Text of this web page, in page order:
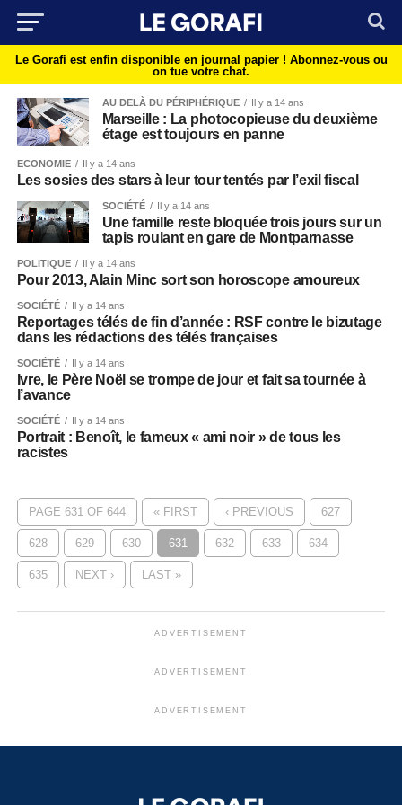
Le Gorafi est enfin disponible en journal papier ! Abonnez-vous ou
on tue votre chat.
AU DELÀ DU PÉRIPHÉRIQUE Il y a 14 ans
Marseille : La photocopieuse du deuxième
étage est toujours en panne
ECONOMIE Il y a 14 ans
Les sosies des stars à leur tour tentés par l’exil fiscal
SOCIÉTÉ Il y a 14 ans
Une famille reste bloquée trois jours sur un
tapis roulant en gare de Montparnasse
POLITIQUE Il y a 14 ans
Pour 2013, Alain Minc sort son horoscope amoureux
SOCIÉTÉ Il y a 14 ans
Reportages télés de fin d’année : RSF contre le bizutage
dans les rédactions des télés françaises
SOCIÉTÉ Il y a 14 ans
Ivre, le Père Noël se trompe de jour et fait sa tournée à
l’avance
SOCIÉTÉ Il y a 14 ans
Portrait : Benoît, le fameux « ami noir » de tous les
racistes
PAGE 631 OF 644 « FIRST ‹ PREVIOUS 627
628 629 630 631 632 633 634
635 NEXT › LAST »
ADVERTISEMENT
ADVERTISEMENT
ADVERTISEMENT